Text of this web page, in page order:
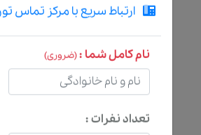
ارتباط سریع با مرکز تماس
نام کامل شما : (ضروری)
تعداد نفرات :